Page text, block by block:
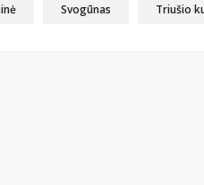
Svogūnas Triušio